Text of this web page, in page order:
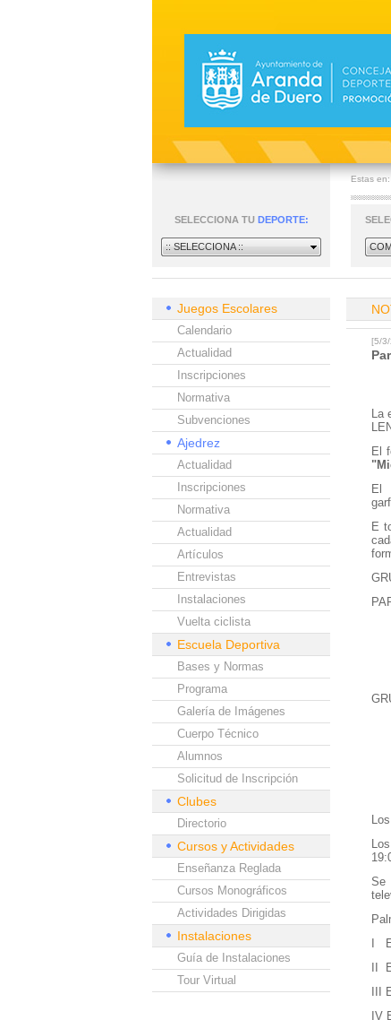
Estas en:
SELECCIONA TU DEPORTE:
:: SELECCIONA ::
Juegos Escolares
Calendario
Actualidad
Inscripciones
Normativa
Subvenciones
Ajedrez
Actualidad
Inscripciones
Normativa
Actualidad
Artículos
Entrevistas
Instalaciones
Vuelta ciclista
Escuela Deportiva
Bases y Normas
Programa
Galería de Imágenes
Cuerpo Técnico
Alumnos
Solicitud de Inscripción
Clubes
Directorio
Cursos y Actividades
Enseñanza Reglada
Cursos Monográficos
Actividades Dirigidas
Instalaciones
Guía de Instalaciones
Tour Virtual
[5/3/
La
El
El
E
Se
I
II
III
IV